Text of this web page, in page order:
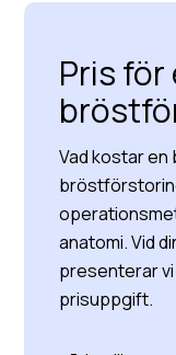
Pris för
Vad kostar
anatomi. Vid
presenterar
prisuppgift.